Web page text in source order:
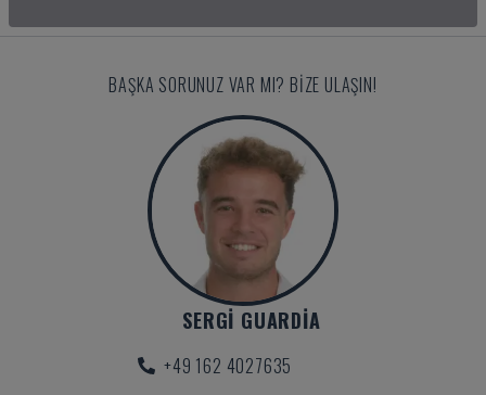
BAŞKA SORUNUZ VAR MI? BIZE ULAŞIN!
SERGI GUARDIA
+49 162 4027635